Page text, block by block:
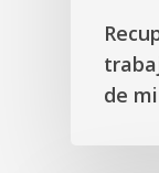
de